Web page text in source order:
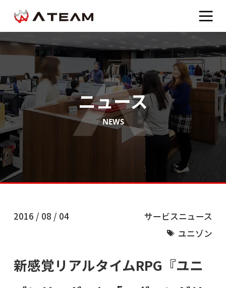
ニュース
NEWS
2016 / 08 / 04
サービスニュース
ユニゾン
新感覚リアルタイムRPG『ユニ